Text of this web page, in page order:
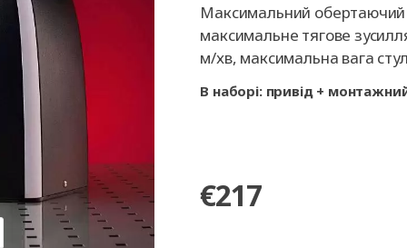
Панорамні ворота
Автоматика для
гаражних воріт
Автоматика для
промислових
Ролетні решітки
Перевантажувальні
тамбури
Максимальний
максимальне тягове
м/хв, максимальна вага
В наборі: привід +
€217